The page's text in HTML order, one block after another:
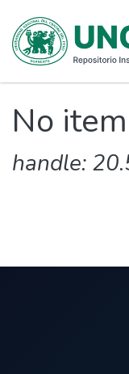
No
handle: